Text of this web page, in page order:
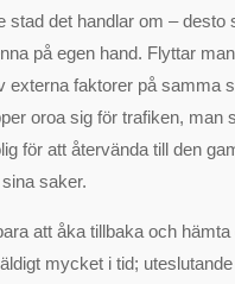
stad det handlar om –
på egen hand. Flyttar
externa faktorer på samma
oroa sig för trafiken, man
för att återvända till den
saker.
att åka tillbaka och
mycket i tid;